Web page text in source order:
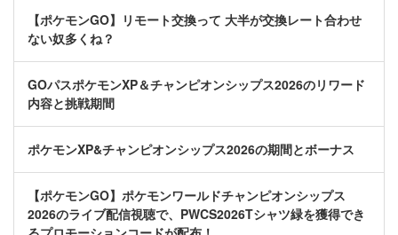
【ポケモンGO】リモート交換って 大半が交換レート合わせ
ない奴多くね？
GOパスポケモンXP＆チャンピオンシップス2026のリワード
内容と挑戦期間
ポケモンXP&チャンピオンシップス2026の期間とボーナス
【ポケモンGO】ポケモンワールドチャンピオンシップス
2026のライブ配信視聴で、PWCS2026Tシャツ緑を獲得でき